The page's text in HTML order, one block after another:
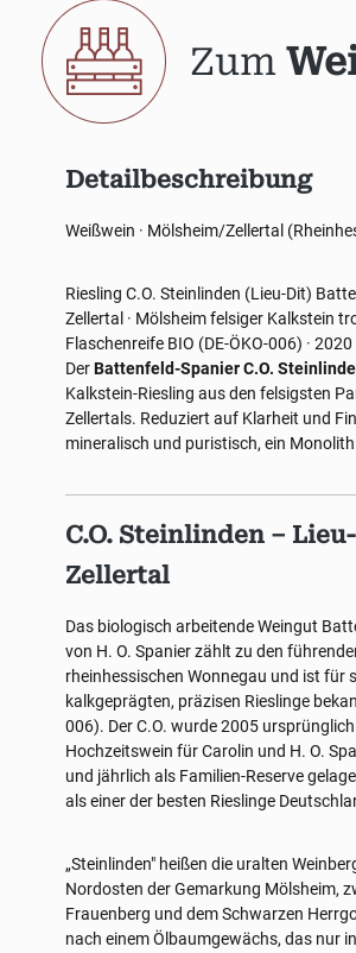
Zum
Detailbeschreibung
Weißwein · Mölsheim/Zellertal
Riesling C.O. Steinlinden (Lieu-Dit)
Zellertal · Mölsheimfelsiger Kalkstein
Flaschenreife BIO (DE-ÖKO-006) · 2020
DerBattenfeld-Spanier C.O.
Kalkstein-Riesling aus den felsigsten
Zellertals. Reduziert auf Klarheit und
mineralisch und puristisch, ein
C.O. Steinlinden –
Zellertal
Das biologisch arbeitende Weingut
von H. O. Spanier zählt zu den
rheinhessischen Wonnegau und ist für
kalkgeprägten, präzisen Rieslinge
006). Der C.O. wurde 2005
Hochzeitswein für Carolin und H. O.
und jährlich als Familien-Reserve
als einer der besten Rieslinge
„Steinlinden" heißen die uralten
Nordosten der Gemarkung Mölsheim,
Frauenberg und dem Schwarzen
nach einem Ölbaumgewächs, das nur